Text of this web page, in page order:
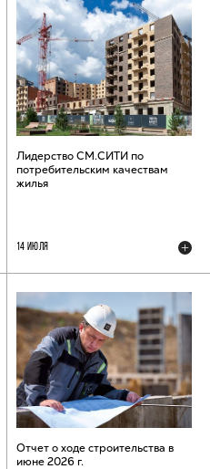
Лидерство СМ.СИТИ по
потребительским качествам
жилья
14 ИЮЛЯ
Отчет о ходе строительства в
июне 2026 г.